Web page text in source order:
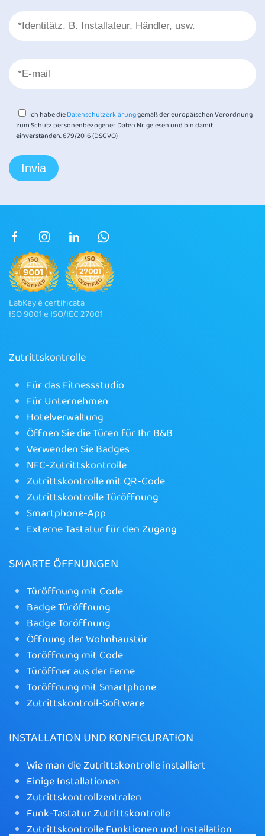
Ich habe dieDatenschutzerklärunggemäß der europäischen Verordnung
zum Schutz personenbezogener Daten Nr. gelesen und bin damit
einverstanden. 679/2016 (DSGVO)
LabKey è certificata
ISO 9001 e ISO/IEC 27001
Zutrittskontrolle
Für das Fitnessstudio
Für Unternehmen
Hotelverwaltung
Öffnen Sie die Türen für Ihr B&B
Verwenden Sie Badges
NFC-Zutrittskontrolle
Zutrittskontrolle mit QR-Code
Zutrittskontrolle Türöffnung
Smartphone-App
Externe Tastatur für den Zugang
SMARTE ÖFFNUNGEN
Türöffnung mit Code
Badge Türöffnung
Badge Toröffnung
Öffnung der Wohnhaustür
Toröffnung mit Code
Türöffner aus der Ferne
Toröffnung mit Smartphone
Zutrittskontroll-Software
INSTALLATION UND KONFIGURATION
Wie man die Zutrittskontrolle installiert
Einige Installationen
Zutrittskontrollzentralen
Funk-Tastatur Zutrittskontrolle
Zutrittskontrolle Funktionen und Installation